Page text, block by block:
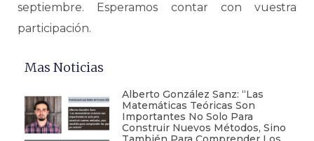
septiembre. Esperamos contar con vuestra
participación.
Mas Noticias
Alberto González Sanz: “Las
Matemáticas Teóricas Son
Importantes No Solo Para
Construir Nuevos Métodos, Sino